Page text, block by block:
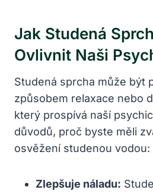
Jak Studená
Ovlivnit Naši
Studená sprcha může být
způsobem relaxace nebo
který prospívá naší
důvodů, proč byste měli
osvěžení studenou vodou:
Zlepšuje náladu: